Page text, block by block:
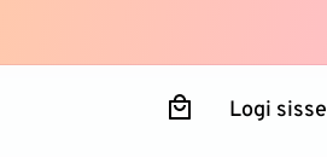
Logi sisse